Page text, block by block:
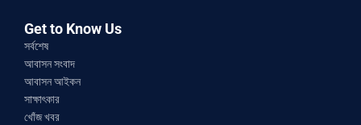
Get to Know Us
সর্বশেষ
আবাসন সংবাদ
আবাসন আইকন
সাক্ষাৎকার
খোঁজ খবর